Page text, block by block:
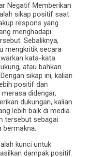
Negatif Memberikan
sikap positif saat
respons yang
menghadapi
Sebaliknya,
mengkritik secara
kata-kata
atau bahkan
sikap ini, kalian
positif dan
didengar,
dukungan, kalian
lebih baik di media
tersebut sebagai
kunci untuk
dampak positif.